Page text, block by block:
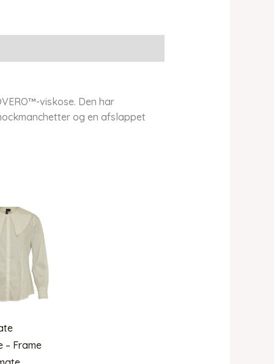
viskose. Den har
og en afslappet
– Frame